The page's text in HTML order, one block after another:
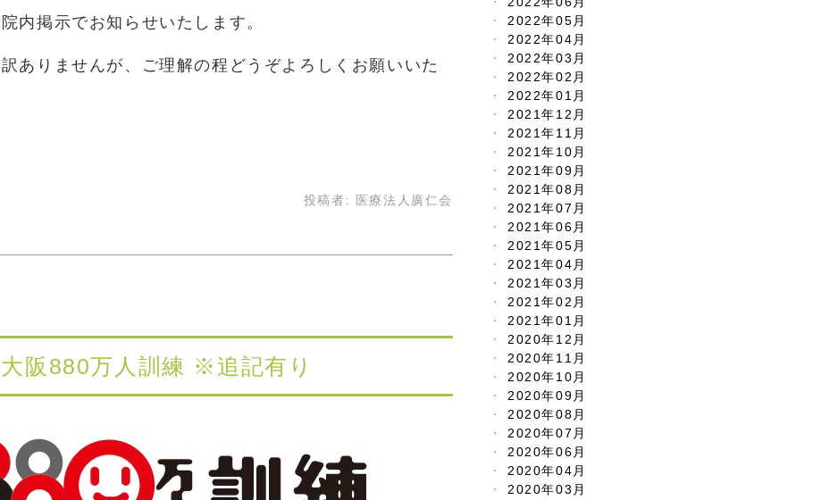
内掲示でお知らせいたします。
ありませんが、ご理解の程どうぞよろしくお願いいた
投稿者: 医療法人廣仁会
阪880万人訓練 ※追記有り
2022年05月
2022年04月
2022年03月
2022年02月
2022年01月
2021年12月
2021年11月
2021年10月
2021年09月
2021年08月
2021年07月
2021年06月
2021年05月
2021年04月
2021年03月
2021年02月
2021年01月
2020年12月
2020年11月
2020年10月
2020年09月
2020年08月
2020年07月
2020年06月
2020年04月
2020年03月